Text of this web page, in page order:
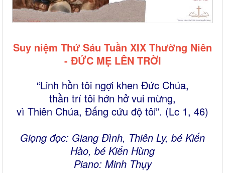
Suy niệm Thứ Sáu Tuần XIX Thường Niên
- ĐỨC MẸ LÊN TRỜI
“Linh hồn tôi ngợi khen Đức Chúa,
thần trí tôi hớn hở vui mừng,
vì Thiên Chúa, Đấng cứu độ tôi”. (Lc 1, 46)
Giọng đọc: Giang Đình, Thiên Ly, bé Kiến
Hào, bé Kiến Hùng
Piano: Minh Thụy